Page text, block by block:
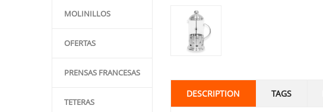
MOLINILLOS
OFERTAS
PRENSAS FRANCESAS
TETERAS
DESCRIPTION TAGS